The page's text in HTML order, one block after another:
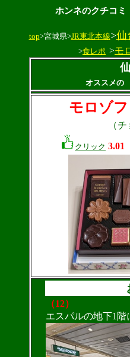
ホンネのクチコ
top>宮城県>JR東北本線>仙
>食レポ >モ
オススメの
モロゾ
（
クリック
（12）
エスパルの地下1階